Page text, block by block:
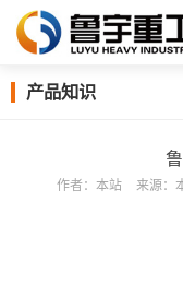
产品知识
作者： 本站 来源：